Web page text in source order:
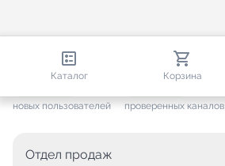
Каталог Корзина
813 161
новых пользователей проверенных каналов
Отдел продаж